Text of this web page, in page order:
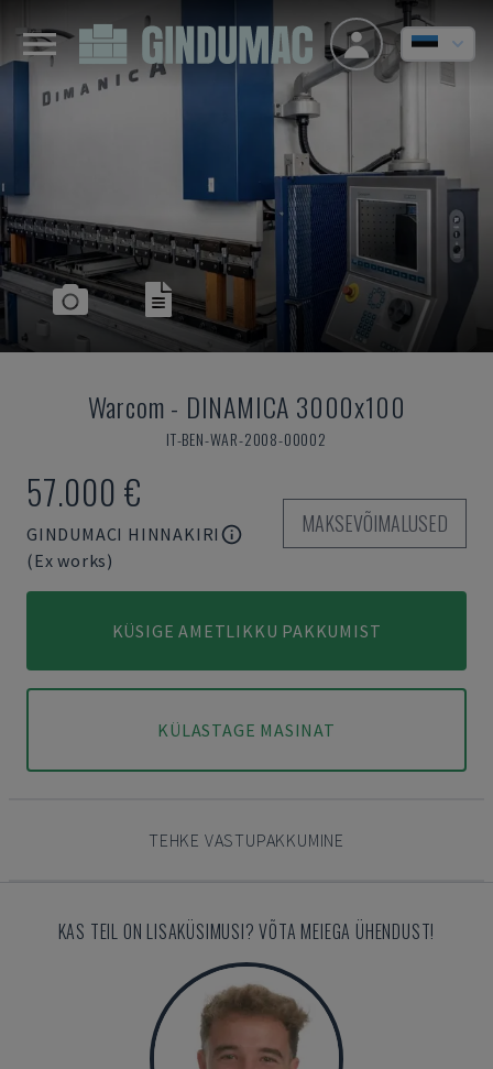
Warcom- DINAMICA 3000x100
IT-BEN-WAR-2008-00002
57.000 €
GINDUMACI HINNAKIRI
(Ex works)
MAKSEVÕIMALUSED
KÜSIGE AMETLIKKU PAKKUMIST
KÜLASTAGE MASINAT
TEHKE VASTUPAKKUMINE
KAS TEIL ON LISAKÜSIMUSI? VÕTA MEIEGA ÜHENDUST!